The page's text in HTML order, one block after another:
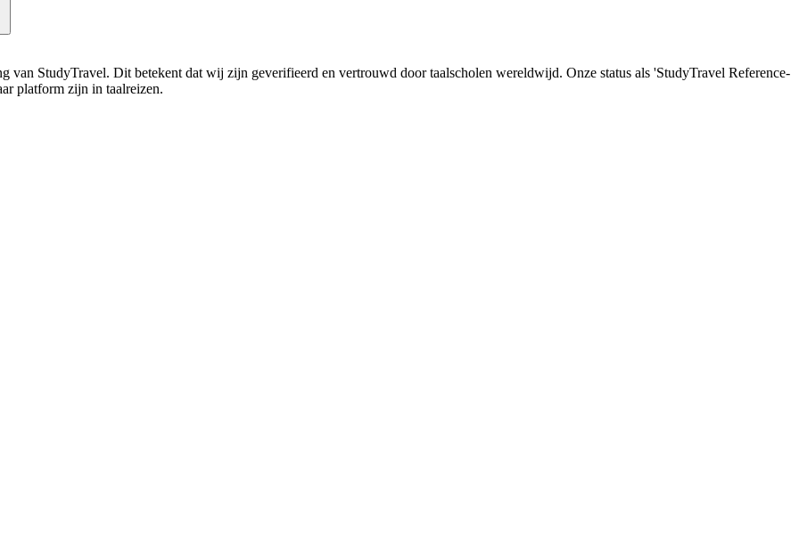
van StudyTravel. Dit betekent dat wij zijn geverifieerd en vertrouwd door taalscholen wereldwijd. Onze status als 'StudyTravel Reference-
platform zijn in taalreizen.